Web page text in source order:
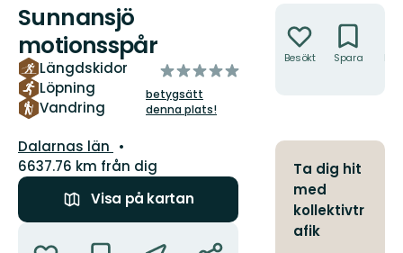
Sunnansjö
motionsspår
Längdskidor
Löpning
Vandring
av
5
stjärnor
betygsätt
denna plats!
Län:
Dalarnas län
6637.76 km från dig
Visa på kartan
Besökt Spara
Ta dig hit
med
kollektivtr
afik